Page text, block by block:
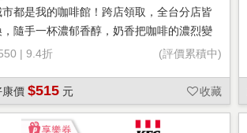
鐵(大杯-熱)
都是我的咖啡館！跨店領取，全台分店皆
隨手一杯濃郁香醇，奶香把咖啡的濃烈變
| 9.4折 (評價累積中)
康價 $515 元 收藏